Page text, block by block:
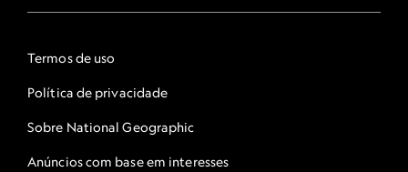
Termos de uso
Política de privacidade
Sobre National Geographic
Anúncios com base em interesses